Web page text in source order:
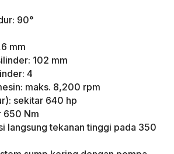
90°
mm
102 mm
4
maks. 8,200 rpm
sekitar 640 hp
650 Nm
langsung tekanan tinggi pada 350